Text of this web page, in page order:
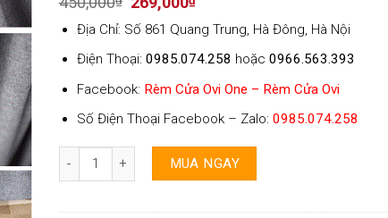
price
was:
450,000₫.
is:
269,000₫.
Địa Chỉ: Số 861 Quang Trung, Hà Đông, Hà Nội
Điện Thoại: 0985.074.258 hoặc 0966.563.393
Facebook: Rèm Cửa Ovi One – Rèm Cửa Ovi
Số Điện Thoại Facebook – Zalo: 0985.074.258
Rèm Vải Chiết Ly Ovi One - CL2 số lượng
MUA NGAY